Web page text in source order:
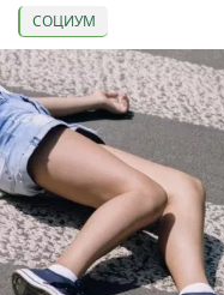
СОЦИУМ